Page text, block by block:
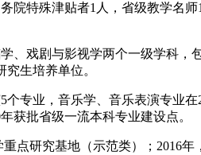
院特殊津贴者1人，省级教学名
、戏剧与影视学两个一级学科
生培养单位。
专业，音乐学、音乐表演专业
获批省级一流本科专业建设点。
点研究基地（示范类）；2016